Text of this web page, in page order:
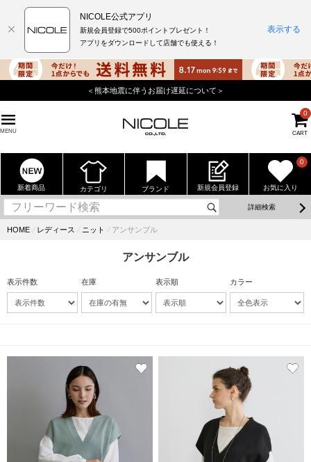
＜熊本地震に伴うお届け遅延について＞
MENU CART
0
新着商品 カテゴリ ブランド 新規会員登録 お気に入り
0
詳細検索
HOME ⁄ レディース ⁄ ニット ⁄ アンサンブル
アンサンブル
表示件数 在庫 表示順 カラー
NICOLE公式アプリ
新規会員登録で500ポイントプレゼント！
アプリをダウンロードして店舗でも使える！
表示する